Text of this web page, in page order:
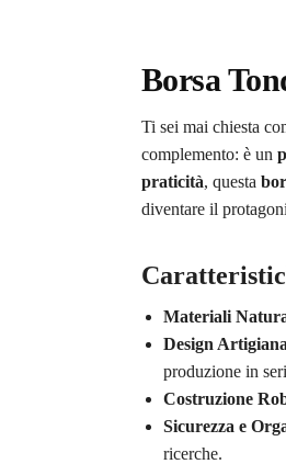
Borsa
Ti sei mai chiesta
complemento: è un
praticità, questa
diventare il
Materiali
Design
produzione in
Costruzione
Sicurezza e
ricerche.